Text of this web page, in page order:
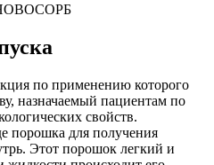
НОВОСОРБ
по применению которого
назначаемый пациентам по
свойств.
порошка для получения
Этот порошок легкий и